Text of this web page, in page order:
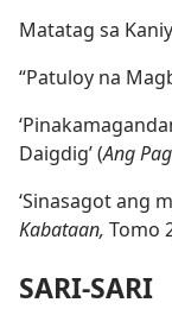
Matatag sa
“Patuloy na
Daigdig’ (Ang
‘Sinasagot ang
Kabataan, Tomo
SARI-SARI